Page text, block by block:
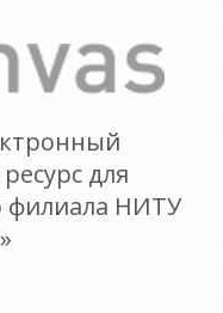
для
филиала НИТУ